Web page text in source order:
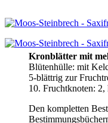
Kronblätter mit
Blütenhülle: mit
5‑blättrig zur
10. Fruchtknoten: 2,
Den kompletten